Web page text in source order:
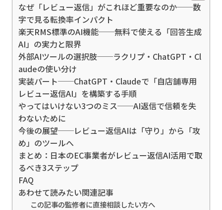
なぜ「レビュー返信」がこれほど重要なのか──数
字で見る転換率インパクト
楽天RMS標準のAI機能──無料で使える「回答生成
AI」の実力と限界
外部AIツールの選択肢──ラクリプ・ChatGPT・Cl
audeの使い分け
実装パート──ChatGPT・Claudeで「自店舗専用
レビュー返信AI」を構築する手順
やってはいけない3つのミス──AI返信で信頼を失
わないために
今後の展望──レビュー返信AIは「守り」から「攻
め」のツールへ
まとめ：日本のEC事業者がレビュー返信AI活用で取
るべき3ステップ
FAQ
あわせて読みたい関連記事
この記事の監修者に直接相談したい方へ